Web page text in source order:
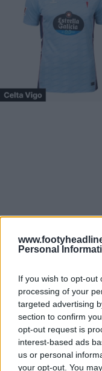
Personal
If you wish to opt-out
processing of your
targeted advertising
section to confirm
opt-out request is
interest-based ads
us or personal
your opt-out. You